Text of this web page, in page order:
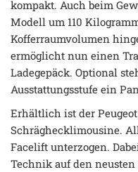
kompakt. Auch beim
Modell um 110
Kofferraumvolumen
ermöglicht nun einen
Ladegepäck. Optional
Ausstattungsstufe ein
Erhältlich ist der
Schräghecklimousine.
Facelift unterzogen.
Technik auf den